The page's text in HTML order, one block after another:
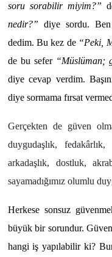
soru sorabilir miyim?”
nedir?” diye sordu.
dedim. Bu kez de “Peki,
de bu sefer “Müslüman;
diye cevap verdim.
diye sormama fırsat
Gerçekten de güven
duygudaşlık,
arkadaşlık, dostluk,
sayamadığımız olumlu
Herkese sonsuz
büyük bir sorundur.
hangi iş yapılabilir ki?